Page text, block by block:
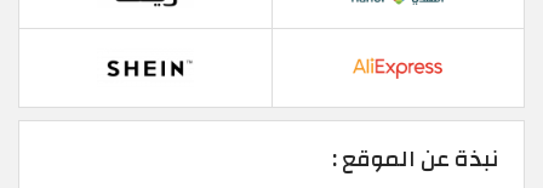
نبذة عن الموقع :